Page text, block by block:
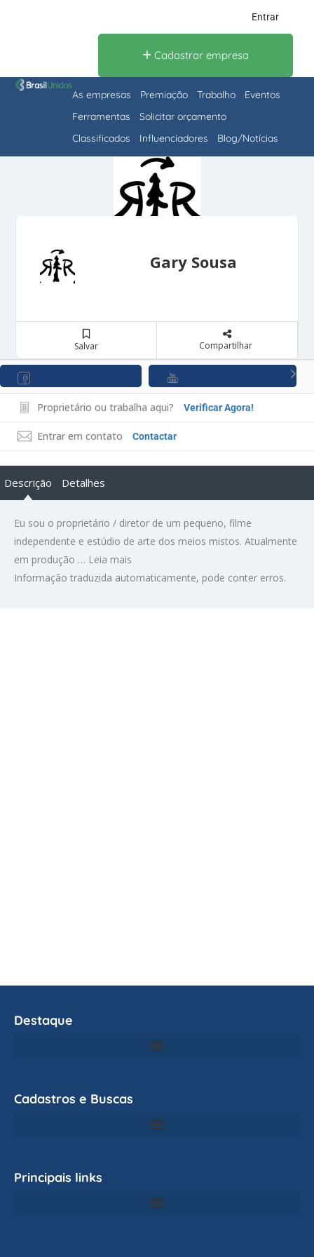
Entrar
Cadastrar empresa
As empresas Premiação Trabalho
Eventos
Ferramentas
Solicitar orçamento
Classificados
Influenciadores Blog/Notícias
Gary Sousa
Salvar Compartilhar
Proprietário ou trabalha aqui? Verificar Agora!
Entrar em contato Contactar
Descrição Detalhes
Eu sou o proprietário / diretor de um pequeno, filme
independente e estúdio de arte dos meios mistos. Atualmente
em produção … Leia mais
Informação traduzida automaticamente, pode conter erros.
Destaque
Cadastros e Buscas
Principais links